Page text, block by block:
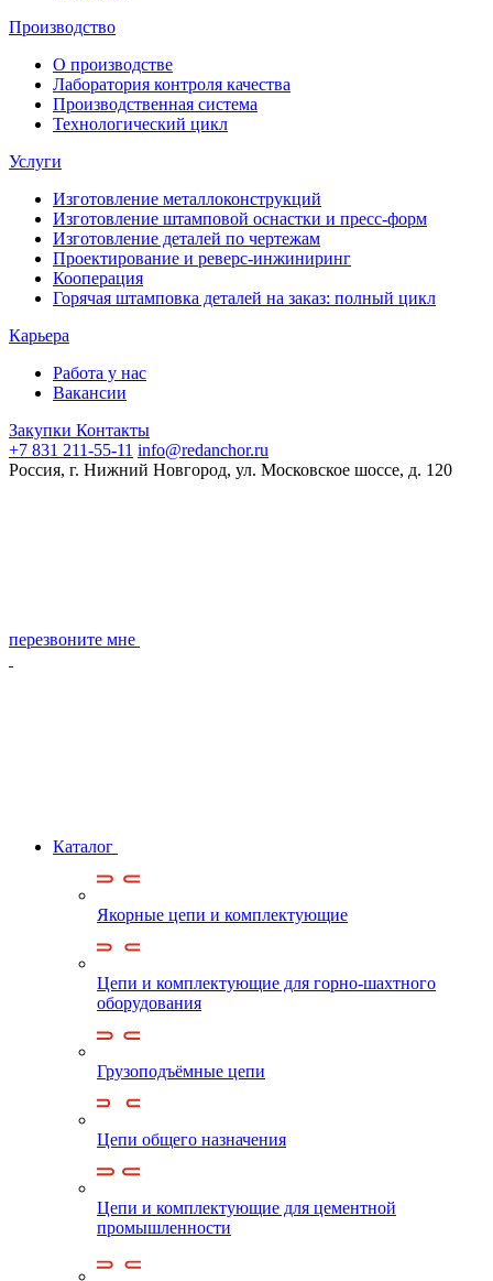
Производство
О производстве
Лаборатория контроля качества
Производственная система
Технологический цикл
Услуги
Изготовление металлоконструкций
Изготовление штамповой оснастки и пресс-форм
Изготовление деталей по чертежам
Проектирование и реверс-инжиниринг
Кооперация
Горячая штамповка деталей на заказ: полный цикл
Карьера
Работа у нас
Вакансии
Закупки Контакты
+7 831 211-55-11 info@redanchor.ru
Россия, г. Нижний Новгород, ул. Московское шоссе, д. 120
перезвоните мне
Каталог
Якорные цепи и комплектующие
Цепи и комплектующие для горно-шахтного
оборудования
Грузоподъёмные цепи
Цепи общего назначения
Цепи и комплектующие для цементной
промышленности